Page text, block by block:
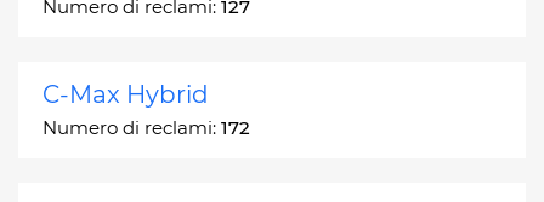
Numero di reclami: 127
C-Max Hybrid
Numero di reclami: 172